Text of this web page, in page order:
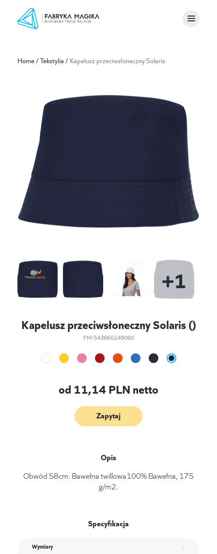
Home/Tekstylia / Kapelusz przeciwsłoneczny Solaris
+1
Kapelusz przeciwsłoneczny Solaris ()
FM-543866249060
od 11,14 PLN netto
Zapytaj
Opis
Obwód 58cm. Bawełna twillowa100% Bawełna, 175
g/m2.
Specyfikacja
Wymiary -